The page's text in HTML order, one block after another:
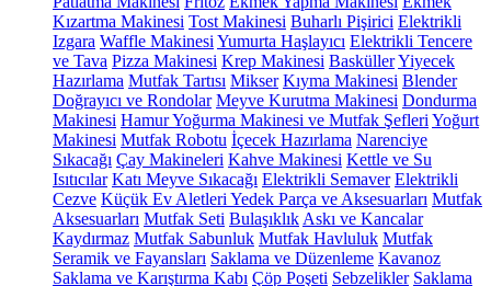
Kızartma Makinesi Tost Makinesi Buharlı Pişirici Elektrikli
Izgara Waffle Makinesi Yumurta Haşlayıcı Elektrikli Tencere
ve Tava Pizza Makinesi Krep Makinesi BasküllerYiyecek
Hazırlama Mutfak Tartısı Mikser Kıyma Makinesi Blender
Doğrayıcı ve Rondolar Meyve Kurutma Makinesi Dondurma
Makinesi Hamur Yoğurma Makinesi ve Mutfak Şefleri Yoğurt
Makinesi Mutfak Robotu İçecek Hazırlama Narenciye
Sıkacağı Çay Makineleri Kahve Makinesi Kettle ve Su
Isıtıcılar Katı Meyve Sıkacağı Elektrikli Semaver Elektrikli
Cezve Küçük Ev Aletleri Yedek Parça ve Aksesuarları Mutfak
Aksesuarları Mutfak Seti Bulaşıklık Askı ve Kancalar
Kaydırmaz Mutfak Sabunluk Mutfak Havluluk Mutfak
Seramik ve Fayansları Saklama ve Düzenleme Kavanoz
Saklama ve Karıştırma Kabı Çöp Poşeti Sebzelikler Saklama